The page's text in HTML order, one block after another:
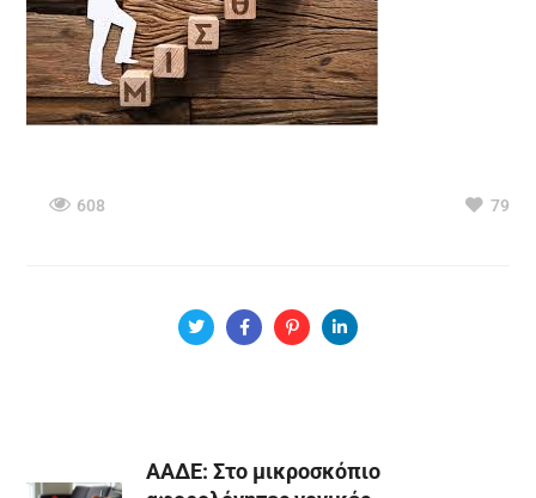
608 79
ΑΑΔΕ: Στο μικροσκόπιο